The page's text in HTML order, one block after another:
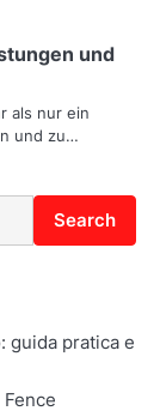
und
als nur ein
und zu…
Search
guida pratica e